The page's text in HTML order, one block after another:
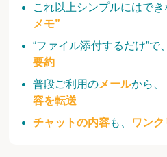
これ以上シンプルにはでき
メモ”
“ファイル添付するだけ”で、
要約
普段ご利用のメールから、
容を転送
チャットの内容も、 ワン